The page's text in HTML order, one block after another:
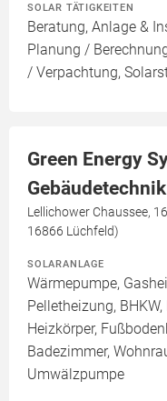
SOLAR TÄTIGKEITEN
Beratung, Anlage &
Planung /
/ Verpachtung,
Green Energy
Lellichower Chaussee,
16866 Lüchfeld)
SOLARANLAGE
Wärmepumpe,
Pelletheizung,
Heizkörper,
Badezimmer,
Umwälzpumpe